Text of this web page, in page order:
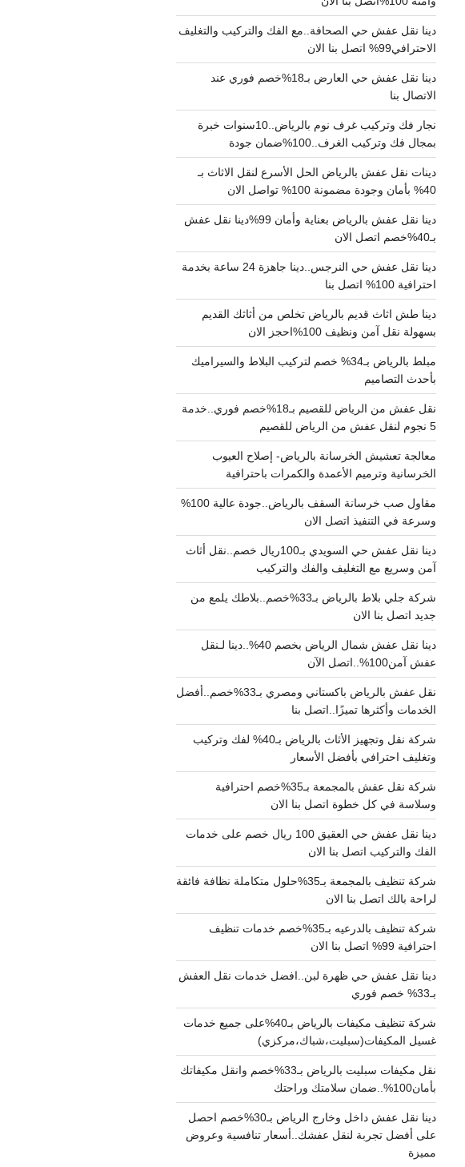
دينا نقل عفش حي الصحافة..مع الفك والتركيب والتغليف
الاحترافي99% اتصل بنا الان
دينا نقل عفش حي العارض بـ18%خصم فوري عند
الاتصال بنا
نجار فك وتركيب غرف نوم بالرياض..10سنوات خبرة
بمجال فك وتركيب الغرف..100%ضمان جودة
دينات نقل عفش بالرياض الحل الأسرع لنقل الاثاث بـ
40% بأمان وجودة مضمونة 100% تواصل الان
دينا نقل عفش بالرياض بعناية وأمان 99%دينا نقل عفش
بـ40%خصم اتصل الان
دينا نقل عفش حي النرجس..دينا جاهزة 24 ساعة بخدمة
احترافية 100% اتصل بنا
دينا طش اثاث قديم بالرياض تخلص من أثاثك القديم
بسهولة نقل آمن ونظيف 100%احجز الان
مبلط بالرياض بـ34% خصم لتركيب البلاط والسيراميك
بأحدث التصاميم
نقل عفش من الرياض للقصيم بـ18%خصم فوري..خدمة
5 نجوم لنقل عفش من الرياض للقصيم
معالجة تعشيش الخرسانة بالرياض- إصلاح العيوب
الخرسانية وترميم الأعمدة والكمرات باحترافية
مقاول صب خرسانة السقف بالرياض..جودة عالية 100%
وسرعة في التنفيذ اتصل الان
دينا نقل عفش حي السويدي بـ100ريال خصم..نقل أثاث
آمن وسريع مع التغليف والفك والتركيب
شركة جلي بلاط بالرياض بـ33%خصم..بلاطك يلمع من
جديد اتصل بنا الان
دينا نقل عفش شمال الرياض بخصم 40%..دينا لـنقل
عفش آمن100%..اتصل الآن
نقل عفش بالرياض باكستاني ومصري بـ33%خصم..أفضل
الخدمات وأكثرها تميزًا..اتصل بنا
شركة نقل وتجهيز الأثاث بالرياض بـ40% لفك وتركيب
وتغليف احترافي بأفضل الأسعار
شركة نقل عفش بالمجمعة بـ35%خصم احترافية
وسلاسة في كل خطوة اتصل بنا الان
دينا نقل عفش حي العقيق 100 ريال خصم على خدمات
الفك والتركيب اتصل بنا الان
شركة تنظيف بالمجمعة بـ35%حلول متكاملة نظافة فائقة
لراحة بالك اتصل بنا الان
شركة تنظيف بالدرعيه بـ35%خصم خدمات تنظيف
احترافية 99% اتصل بنا الان
دينا نقل عفش حي ظهرة لبن..افضل خدمات نقل العفش
بـ33% خصم فوري
شركة تنظيف مكيفات بالرياض بـ40%على جميع خدمات
غسيل المكيفات(سبليت،شباك،مركزي)
نقل مكيفات سبليت بالرياض بـ33%خصم وانقل مكيفاتك
بأمان100%..ضمان سلامتك وراحتك
دينا نقل عفش داخل وخارج الرياض بـ30%خصم احصل
على أفضل تجربة لنقل عفشك..أسعار تنافسية وعروض
مميزة